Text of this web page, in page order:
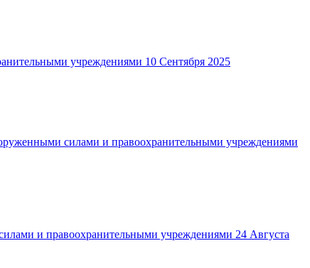
учреждениями 10 Сентября 2025
силами и правоохранительными учреждениями
и правоохранительными учреждениями 24 Августа